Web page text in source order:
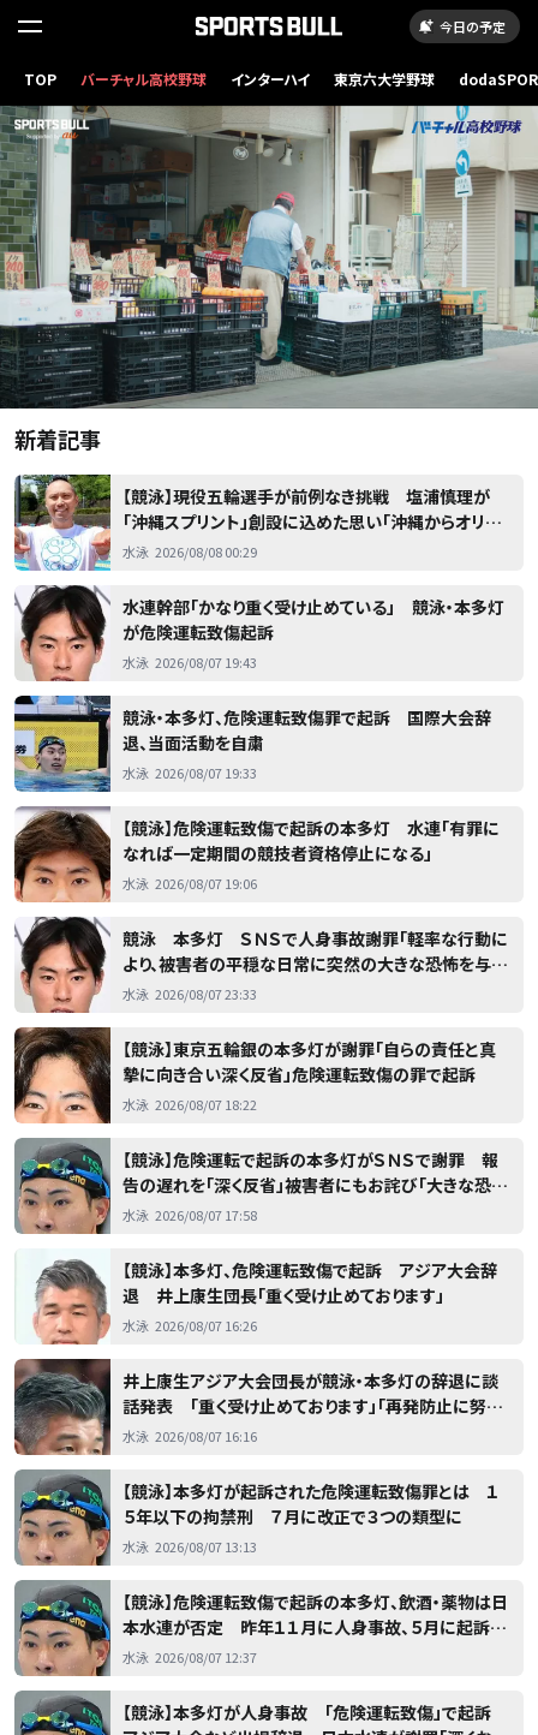
今日の予定
TOP バーチャル高校野球 インターハイ 東京六大学野球
新着記事
【競泳】現役五輪選手が前例なき挑戦 塩浦慎理が
「沖縄スプリント」創設に込めた思い「沖縄からオリン
ピック選手を」 池江璃花子ら日本代表も参戦
水泳 2026/08/08 00:29
水連幹部「かなり重く受け止めている」 競泳・本多灯
が危険運転致傷起訴
水泳 2026/08/07 19:43
競泳・本多灯、危険運転致傷罪で起訴 国際大会辞
退、当面活動を自粛
水泳 2026/08/07 19:33
【競泳】危険運転致傷で起訴の本多灯 水連「有罪に
なれば一定期間の競技者資格停止になる」
水泳 2026/08/07 19:06
競泳 本多灯 ＳＮＳで人身事故謝罪「軽率な行動に
より、被害者の平穏な日常に突然の大きな恐怖を与え
てしまった」危険運転致傷の罪で起訴
水泳 2026/08/07 23:33
【競泳】東京五輪銀の本多灯が謝罪「自らの責任と真
摯に向き合い深く反省」危険運転致傷の罪で起訴
水泳 2026/08/07 18:22
【競泳】危険運転で起訴の本多灯がＳＮＳで謝罪 報
告の遅れを「深く反省」被害者にもお詫び「大きな恐怖
と身体的な苦痛を与えてしまった」
水泳 2026/08/07 17:58
【競泳】本多灯、危険運転致傷で起訴 アジア大会辞
退 井上康生団長「重く受け止めております」
水泳 2026/08/07 16:26
井上康生アジア大会団長が競泳・本多灯の辞退に談
話発表 「重く受け止めております」「再発防止に努め
信頼に応えられるよう」
水泳 2026/08/07 16:16
【競泳】本多灯が起訴された危険運転致傷罪とは １
５年以下の拘禁刑 ７月に改正で３つの類型に
水泳 2026/08/07 13:13
【競泳】危険運転致傷で起訴の本多灯、飲酒・薬物は日
本水連が否定 昨年１１月に人身事故、５月に起訴状
届くも報告遅れる「本人の認識の甘さがあった」
水泳 2026/08/07 12:37
【競泳】本多灯が人身事故 「危険運転致傷」で起訴